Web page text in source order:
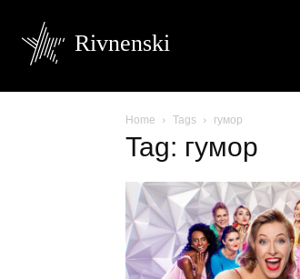
Rivnenski
Home Tags гумор
Tag: гумор